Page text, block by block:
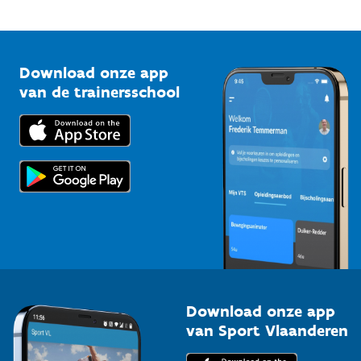
Bedrijven
Trainers en begeleiders
Topsporters
Vlaamse Trainersschool
Kennisplatform
Downloads
Voor de pers
Download onze app
van de trainersschool
Download onze app
van Sport Vlaanderen